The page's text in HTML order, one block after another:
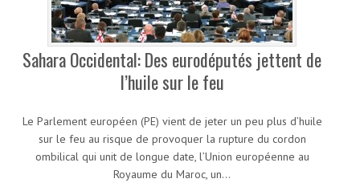
Sahara Occidental: Des eurodéputés jettent de
l’huile sur le feu
Le Parlement européen (PE) vient de jeter un peu plus d’huile
sur le feu au risque de provoquer la rupture du cordon
ombilical qui unit de longue date, l’Union européenne au
Royaume du Maroc, un…